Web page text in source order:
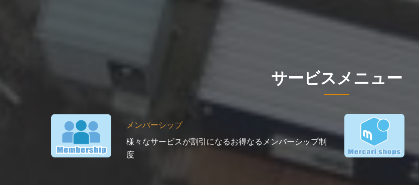
サービスメニュー
メンバーシップ
様々なサービスが割引になるお得なるメンバーシップ制
度